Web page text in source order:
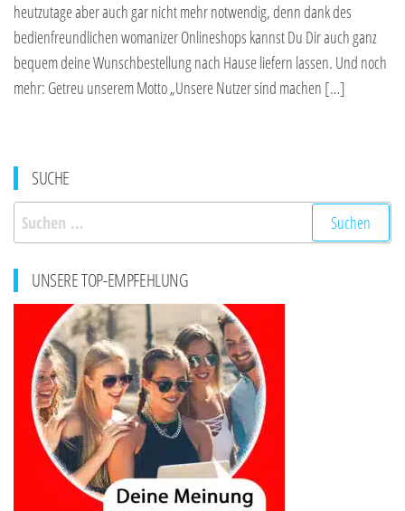
heutzutage aber auch gar nicht mehr notwendig, denn dank des
bedienfreundlichen womanizer Onlineshops kannst Du Dir auch ganz
bequem deine Wunschbestellung nach Hause liefern lassen. Und noch
mehr: Getreu unserem Motto „Unsere Nutzer sind machen […]
SUCHE
Suchen
nach:
UNSERE TOP-EMPFEHLUNG